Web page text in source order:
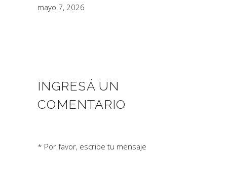
mayo 7, 2026
INGRESÁ UN
COMENTARIO